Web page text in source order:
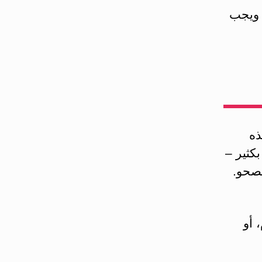
ويجب
–
أو